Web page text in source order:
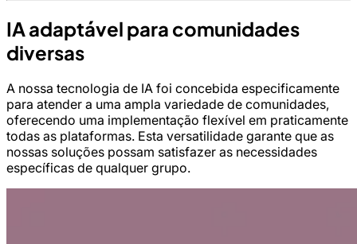
IA adaptável para comunidades
diversas
A nossa tecnologia de IA foi concebida especificamente
para atender a uma ampla variedade de comunidades,
oferecendo uma implementação flexível em praticamente
todas as plataformas. Esta versatilidade garante que as
nossas soluções possam satisfazer as necessidades
específicas de qualquer grupo.